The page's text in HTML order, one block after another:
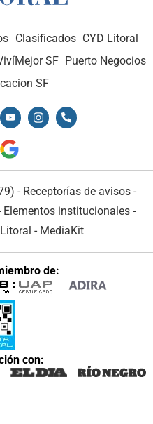
Clasificados CYD Litoral
SF Puerto Negocios
SF
- Receptorías de avisos -
Elementos institucionales -
- MediaKit
de:
con: